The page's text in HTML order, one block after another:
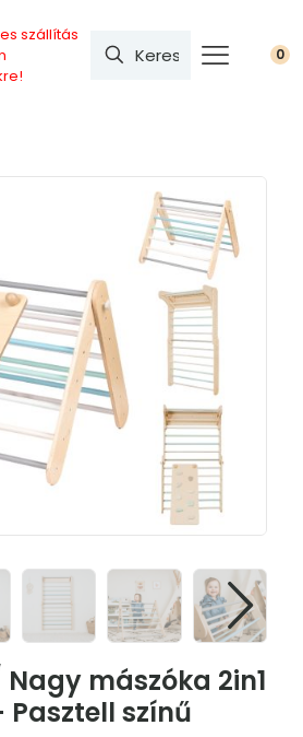
szállítás
0
mászóka 2in1
színű